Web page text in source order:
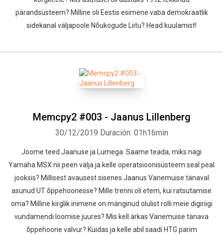
pärandsüsteem? Milline oli Eestis esimene vaba demokraatlik
sidekanal väljapoole Nõukogude Liitu? Head kuulamist!
Memcpy2 #003 - Jaanus Lillenberg
30/12/2019 Duración: 01h16min
Joome teed Jaanuse ja Lumega. Saame teada, miks nägi
Yamaha MSX nii peen välja ja kelle operatsioonisüsteem seal peal
jooksis? Millisest avausest sisenes Jaanus Vanemuise tänaval
asunud UT õppehoonesse? Mille trenni oli etem, kui ratsutamise
oma? Milline kirglik inimene on mänginud olulist rolli meie digiriigi
vundamendi loomise juures? Mis kell ärkas Vanemuise tänava
õppehoone valvur? Kuidas ja kelle abil saadi HTG parim